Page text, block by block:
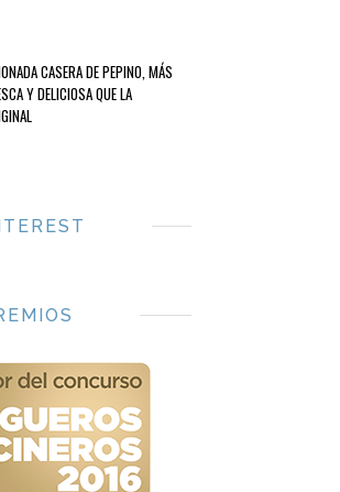
CASERA DE PEPINO, MÁS
Y DELICIOSA QUE LA